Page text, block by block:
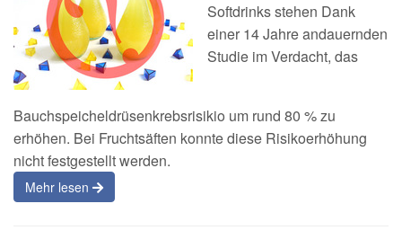
Softdrinks stehen Dank
einer 14 Jahre andauernden
Studie im Verdacht, das
Bauchspeicheldrüsenkrebsrisikio um rund 80 % zu
erhöhen. Bei Fruchtsäften konnte diese Risikoerhöhung
nicht festgestellt werden.
Mehr lesen